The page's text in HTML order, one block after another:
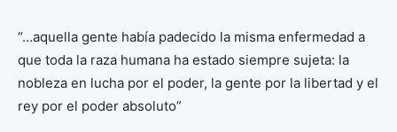
“…aquella gente había padecido la misma enfermedad a
que toda la raza humana ha estado siempre sujeta: la
nobleza en lucha por el poder, la gente por la libertad y el
rey por el poder absoluto”